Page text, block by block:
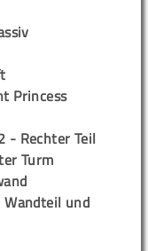
Princess
- Rechter Teil
Turm
und